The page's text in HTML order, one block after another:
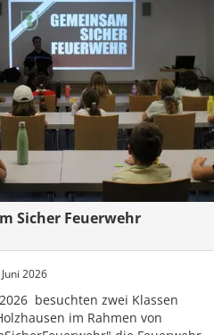
Sicher Feuerwehr
2026
besuchten zwei Klassen
im Rahmen von